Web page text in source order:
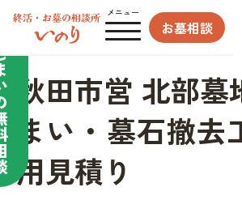
メニュー
お墓相談
秋田市営 北部墓
まい・墓石撤去
用見積り